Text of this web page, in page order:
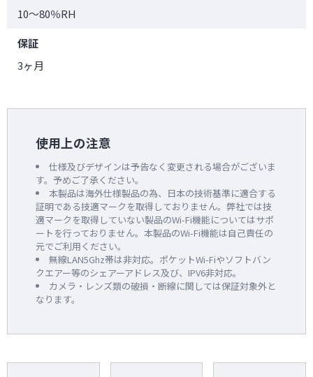
10～80％RH
保証
3ヶ月
使用上の注意
仕様及びデザインは予告なく変更される場合がございま
す。予めご了承ください。
本製品は海外仕様製品の為、日本の技術基準に適合する
証明である技適マークを取得しておりません。弊社では技
適マークを取得していない製品のWi-Fi機能についてはサポ
ートを行っておりません。本製品のWi-Fi機能は自己責任の
元でご利用ください。
無線LAN5Ghz帯は非対応。ポケットWi-Fiやソフトバン
クエアー等のシェアーアドレス及び、IPV6非対応。
カメラ・レンズ類の破損・断線に関しては保証対象外と
なります。